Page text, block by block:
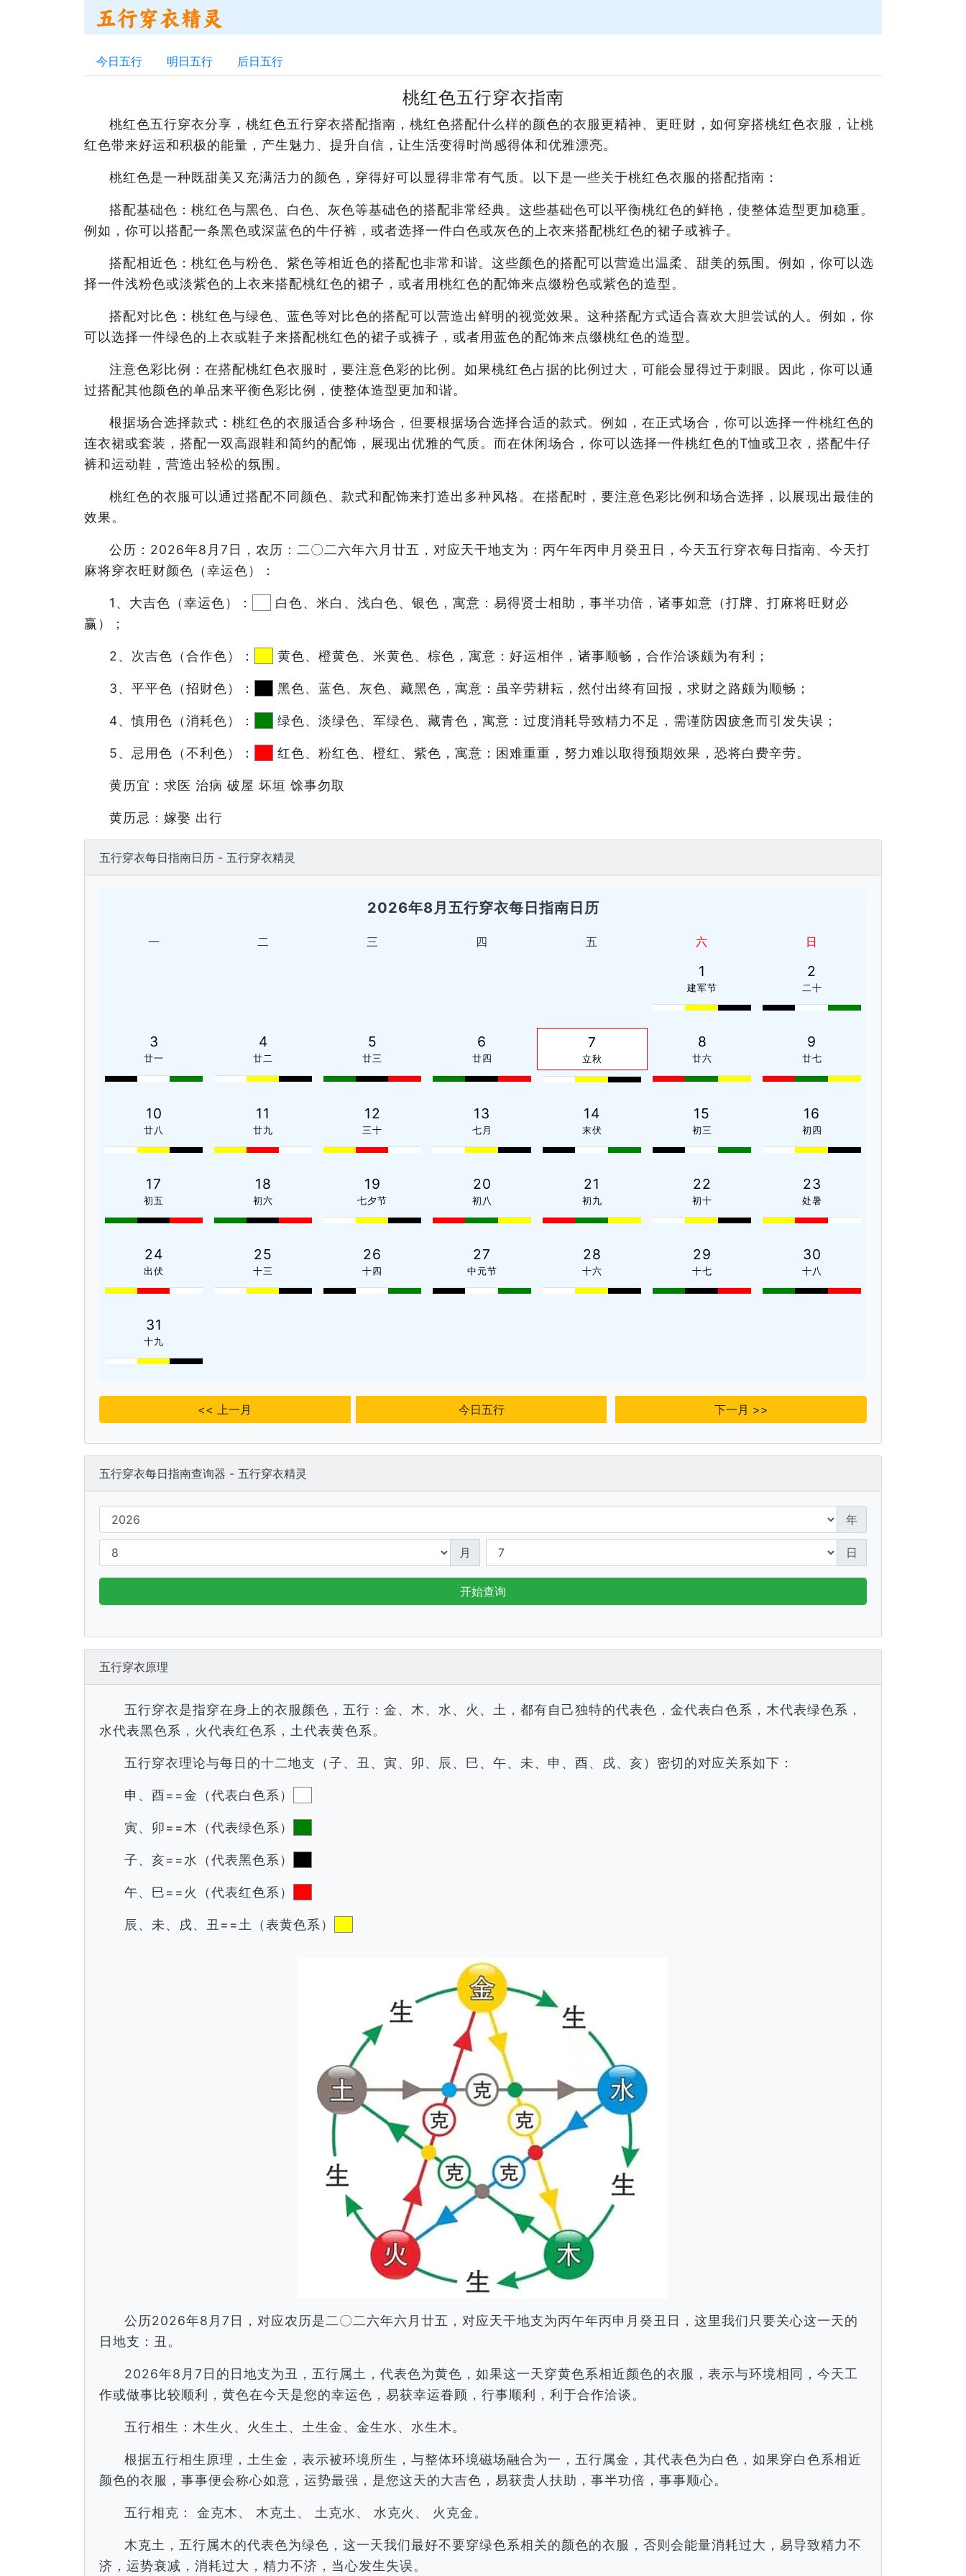
今日五行 明日五行 后日五行
桃红色五行穿衣指南
桃红色五行穿衣分享，桃红色五行穿衣搭配指南，桃红色搭配什么样的颜色的衣服更精神、更旺财，如何穿搭桃红色衣服，让桃
红色带来好运和积极的能量，产生魅力、提升自信，让生活变得时尚感得体和优雅漂亮。
桃红色是一种既甜美又充满活力的颜色，穿得好可以显得非常有气质。以下是一些关于桃红色衣服的搭配指南：
搭配基础色：桃红色与黑色、白色、灰色等基础色的搭配非常经典。这些基础色可以平衡桃红色的鲜艳，使整体造型更加稳重。
例如，你可以搭配一条黑色或深蓝色的牛仔裤，或者选择一件白色或灰色的上衣来搭配桃红色的裙子或裤子。
搭配相近色：桃红色与粉色、紫色等相近色的搭配也非常和谐。这些颜色的搭配可以营造出温柔、甜美的氛围。例如，你可以选
择一件浅粉色或淡紫色的上衣来搭配桃红色的裙子，或者用桃红色的配饰来点缀粉色或紫色的造型。
搭配对比色：桃红色与绿色、蓝色等对比色的搭配可以营造出鲜明的视觉效果。这种搭配方式适合喜欢大胆尝试的人。例如，你
可以选择一件绿色的上衣或鞋子来搭配桃红色的裙子或裤子，或者用蓝色的配饰来点缀桃红色的造型。
注意色彩比例：在搭配桃红色衣服时，要注意色彩的比例。如果桃红色占据的比例过大，可能会显得过于刺眼。因此，你可以通
过搭配其他颜色的单品来平衡色彩比例，使整体造型更加和谐。
根据场合选择款式：桃红色的衣服适合多种场合，但要根据场合选择合适的款式。例如，在正式场合，你可以选择一件桃红色的
连衣裙或套装，搭配一双高跟鞋和简约的配饰，展现出优雅的气质。而在休闲场合，你可以选择一件桃红色的T恤或卫衣，搭配牛仔
裤和运动鞋，营造出轻松的氛围。
桃红色的衣服可以通过搭配不同颜色、款式和配饰来打造出多种风格。在搭配时，要注意色彩比例和场合选择，以展现出最佳的
效果。
公历：2026年8月7日，农历：二〇二六年六月廿五，对应天干地支为：丙午年丙申月癸丑日，今天五行穿衣每日指南、今天打
麻将穿衣旺财颜色（幸运色）：
1、大吉色（幸运色）：
白色、米白、浅白色、银色，寓意：易得贤士相助，事半功倍，诸事如意（打牌、打麻将旺财必
赢）；
2、次吉色（合作色）： 黄色、橙黄色、米黄色、棕色，寓意：好运相伴，诸事顺畅，合作洽谈颇为有利；
3、平平色（招财色）： 黑色、蓝色、灰色、藏黑色，寓意：虽辛劳耕耘，然付出终有回报，求财之路颇为顺畅；
4、慎用色（消耗色）： 绿色、淡绿色、军绿色、藏青色，寓意：过度消耗导致精力不足，需谨防因疲惫而引发失误；
5、忌用色（不利色）： 红色、粉红色、橙红、紫色，寓意：困难重重，努力难以取得预期效果，恐将白费辛劳。
黄历宜：求医 治病 破屋 坏垣 馀事勿取
黄历忌：嫁娶 出行
五行穿衣每日指南日历 - 五行穿衣精灵
2026年8月五行穿衣每日指南日历
一 二 三 四 五 六 日
1
建军节
2
二十
3
廿一
4
廿二
5
廿三
6
廿四
7
立秋
8
廿六
9
廿七
10
廿八
11
廿九
12
三十
13
七月
14
末伏
15
初三
16
初四
17
初五
18
初六
19
七夕节
20
初八
21
初九
22
初十
23
处暑
24
出伏
25
十三
26
十四
27
中元节
28
十六
29
十七
30
十八
31
十九
<< 上一月 今日五行 下一月 >>
五行穿衣每日指南查询器 - 五行穿衣精灵
年
月 日
开始查询
五行穿衣原理
五行穿衣是指穿在身上的衣服颜色，五行：金、木、水、火、土，都有自己独特的代表色，金代表白色系，木代表绿色系，
水代表黑色系，火代表红色系，土代表黄色系。
五行穿衣理论与每日的十二地支（子、丑、寅、卯、辰、巳、午、未、申、酉、戌、亥）密切的对应关系如下：
申、酉==金（代表白色系）
寅、卯==木（代表绿色系）
子、亥==水（代表黑色系）
午、巳==火（代表红色系）
辰、未、戌、丑==土（表黄色系）
公历2026年8月7日，对应农历是二〇二六年六月廿五，对应天干地支为丙午年丙申月癸丑日，这里我们只要关心这一天的
日地支：丑。
2026年8月7日的日地支为丑，五行属土，代表色为黄色，如果这一天穿黄色系相近颜色的衣服，表示与环境相同，今天工
作或做事比较顺利，黄色在今天是您的幸运色，易获幸运眷顾，行事顺利，利于合作洽谈。
五行相生：木生火、火生土、土生金、金生水、水生木。
根据五行相生原理，土生金，表示被环境所生，与整体环境磁场融合为一，五行属金，其代表色为白色，如果穿白色系相近
颜色的衣服，事事便会称心如意，运势最强，是您这天的大吉色，易获贵人扶助，事半功倍，事事顺心。
五行相克： 金克木、 木克土、 土克水、 水克火、 火克金。
木克土，五行属木的代表色为绿色，这一天我们最好不要穿绿色系相关的颜色的衣服，否则会能量消耗过大，易导致精力不
济，运势衰减，消耗过大，精力不济，当心发生失误。